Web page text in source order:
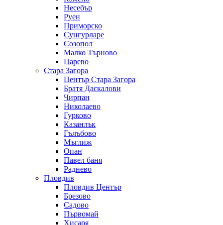
Несебър
Руен
Приморско
Сунгурларе
Созопол
Малко Търново
Царево
Стара Загора
Център Стара Загора
Братя Даскалови
Чирпан
Николаево
Гурково
Казанлък
Гълъбово
Мъглиж
Опан
Павел баня
Раднево
Пловдив
Пловдив Център
Брезово
Садово
Първомай
Хисаря